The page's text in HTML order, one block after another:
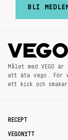
BLI
Målet med VEGO
att äta vego. För
ett kick och
RECEPT
VEGONYTT